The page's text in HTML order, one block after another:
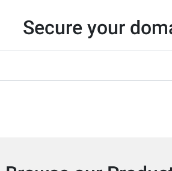
Secure your